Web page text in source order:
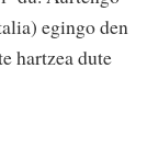
egingo den
hartzea dute